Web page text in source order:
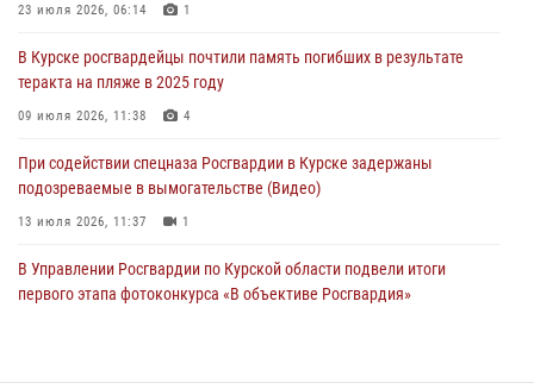
297 выездов по сигналу «тревога»
03 августа 2026, 09:46
23 июля 2026, 06:14 1
В Курске росгвардейцы почтили память погибших в результате
теракта на пляже в 2025 году
09 июля 2026, 11:38 4
При содействии спецназа Росгвардии в Курске задержаны
подозреваемые в вымогательстве (Видео)
13 июля 2026, 11:37 1
В Управлении Росгвардии по Курской области подвели итоги
первого этапа фотоконкурса «В объективе Росгвардия»